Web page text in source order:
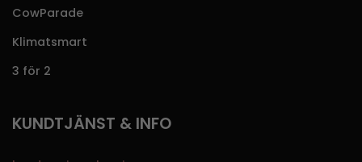
CowParade
Klimatsmart
3 för 2
KUNDTJÄNST & INFO